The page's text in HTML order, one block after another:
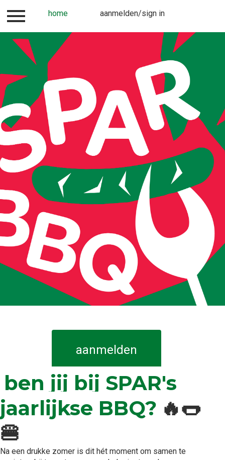
aanmelden/sign in
vragen?/questions?
home aanmelden/sign in
aanmelden
ben jij bij SPAR's
jaarlijkse BBQ? 🔥🌭
🍔​
Na een drukke zomer is dit hét moment om samen te